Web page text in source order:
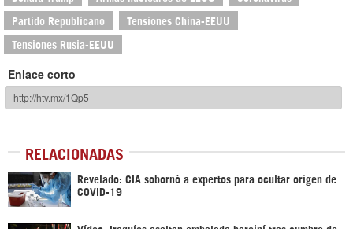
Partido Republicano Tensiones China-EEUU
Tensiones Rusia-EEUU
Enlace corto
RELACIONADAS
Revelado: CIA sobornó a expertos para ocultar origen de
COVID-19